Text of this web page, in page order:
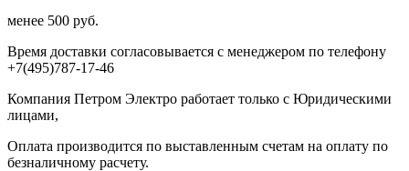
менее 500 руб.
Время доставки согласовывается с менеджером по телефону
+7(495)787-17-46
Компания Петром Электро работает только с Юридическими
лицами,
Оплата производится по выставленным счетам на оплату по
безналичному расчету.